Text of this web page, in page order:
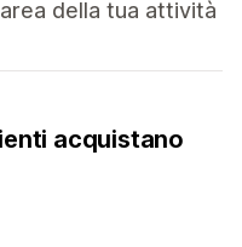
della tua attività
acquistano